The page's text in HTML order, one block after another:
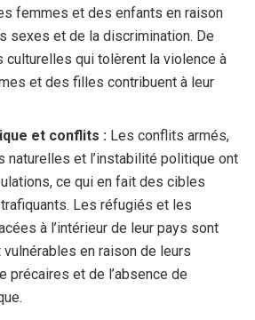
femmes et des enfants en raison
sexes et de la discrimination. De
culturelles qui tolèrent la violence à
et des filles contribuent à leur
et conflits : Les conflits armés,
naturelles et l’instabilité politique ont
ce qui en fait des cibles
Les réfugiés et les
à l’intérieur de leur pays sont
en raison de leurs
précaires et de l’absence de